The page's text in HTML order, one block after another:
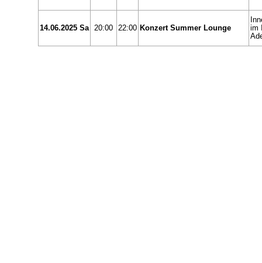
14.06.2025 Sa 20:00 22:00 Konzert Summer Lounge
im